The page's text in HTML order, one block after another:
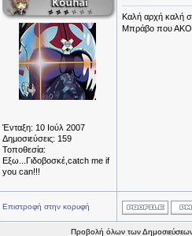
Ένταξη: 10 Ιούλ 2007
Δημοσιεύσεις: 159
Τοποθεσία:
Εξω...Γιδοβοσκέ,catch me if
you can!!!
Καλή αρχή καλή
Μπράβο που
Επιστροφή στην κορυφή
Προβολή όλων των